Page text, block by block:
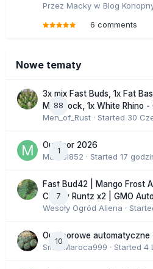
Przez Macky w Blog
6 comments
Nowe tematy
88
3x mix Fast Buds, 1x Fat
Moonrock, 1x White Rhino
Men_of_Rust · Started 30
1
Outdoor 2026
Marcel852 · Started 17
7
Fast Bud42 | Mango Frost
Cherry Runtz x2 | GMO
Wesoły Ogród Aliena ·
10
Outdoorowe automatyczne
SmakMaroca999 · Started 4